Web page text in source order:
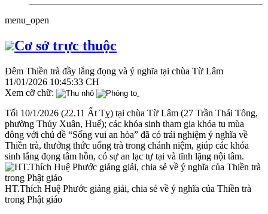
menu_open
Cơ sở trực thuộc
Đêm Thiền trà đầy lắng đọng và ý nghĩa tại chùa Từ Lâm
11/01/2026 10:45:33 CH
Xem cỡ chữ:
Tối 10/1/2026 (22.11 Ất Tỵ) tại chùa Từ Lâm (27 Trần Thái Tông,
phường Thủy Xuân, Huế); các khóa sinh tham gia khóa tu mùa
đông với chủ đề “Sống vui an hòa” đã có trải nghiệm ý nghĩa về
Thiền trà, thưởng thức uống trà trong chánh niệm, giúp các khóa
sinh lắng đọng tâm hồn, có sự an lạc tự tại và tĩnh lặng nội tâm.
HT.Thích Huệ Phước giảng giải, chia sẻ về ý nghĩa của Thiền trà
trong Phật giáo